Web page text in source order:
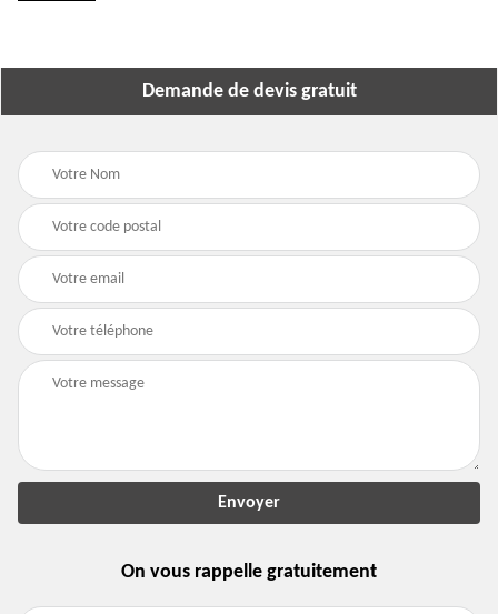
Demande de devis gratuit
On vous rappelle gratuitement